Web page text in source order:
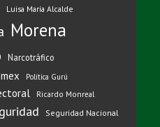
Luisa María Alcalde
Morena
Narcotráfico
Política Gurú
Ricardo Monreal
Seguridad Nacional